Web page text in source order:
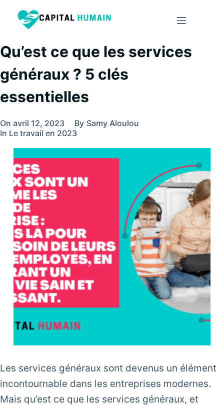
Qu’est ce que les services
généraux ? 5 clés
essentielles
On avril 12, 2023 By Samy Aloulou
In Le travail en 2023
Les services généraux sont devenus un élément
incontournable dans les entreprises modernes.
Mais qu’est ce que les services généraux, et